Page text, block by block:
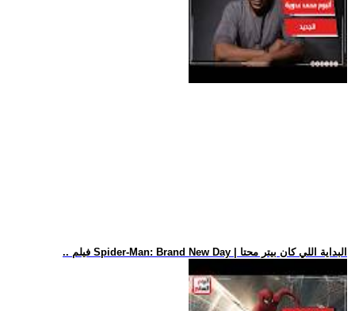
.. فيلم Spider-Man: Brand New Day | البداية اللي كان بيتر محتا